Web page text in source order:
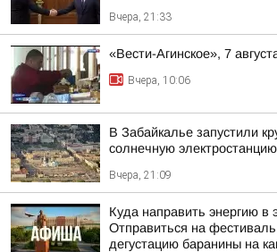
Вчера, 21:33
«Вести-Агинское», 7
Вчера, 10:06
В Забайкалье запустили
солнечную
Вчера, 21:09
Куда направить энергию в
Отправиться на
дегустацию баранины на